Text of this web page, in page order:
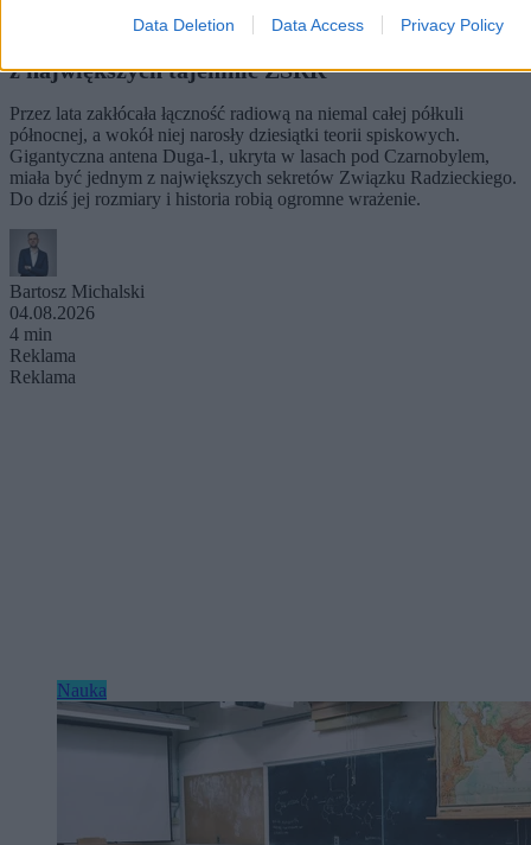
Data Deletion Data Access Privacy Policy
„Rosyjski dzięcioł” z Czarnobyla. Historia jednej
z największych tajemnic ZSRR
Przez lata zakłócała łączność radiową na niemal całej półkuli
północnej, a wokół niej narosły dziesiątki teorii spiskowych.
Gigantyczna antena Duga-1, ukryta w lasach pod Czarnobylem,
miała być jednym z największych sekretów Związku Radzieckiego.
Do dziś jej rozmiary i historia robią ogromne wrażenie.
Bartosz Michalski
04.08.2026
4 min
Reklama
Reklama
Nauka